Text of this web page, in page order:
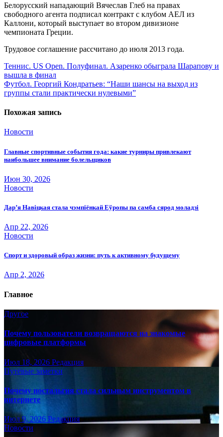
Белорусский нападающий Вячеслав Глеб на правах
свободного агента подписал контракт с клубом АЕЛ из
Каллони, который выступает во втором дивизионе
чемпионата Греции.
Трудовое соглашение рассчитано до июля 2013 года.
Навигация
по
записям
Теннис. US Open. Полуфинал. Азаренко обыграла Шарапову и
вышла в финал
Футбол. Георгий Кондратьев: “Наши шансы на выход из
группы стали практически нулевыми”
Похожая запись
Новости
Главные спортивные события года: какие турниры привлекают
наибольшее внимание болельщиков
Июн 30, 2026
Новости
Дар’я Навіцкая стала чэмпіёнкай Еўропы па самба сярод моладзі
Апр 22, 2026
Новости
Спорт и здоровый образ жизни: путь к активному будущему
Апр 2, 2026
Главное
Другое
Почему пользователи возвращаются на знакомые
цифровые платформы
Июл 18, 2026 Редакция
Путёвые заметки
Почему ностальгия стала сильным инструментом в
интернете
Июл 9, 2026 Редакция
Новости